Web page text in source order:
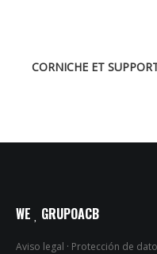
CORNICHE ET
WE GRUPOACB
Aviso legal · Protección de